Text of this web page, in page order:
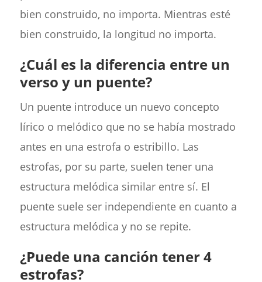
bien construido, no importa. Mientras esté
bien construido, la longitud no importa.
¿Cuál es la diferencia entre un
verso y un puente?
Un puente introduce un nuevo concepto
lírico o melódico que no se había mostrado
antes en una estrofa o estribillo. Las
estrofas, por su parte, suelen tener una
estructura melódica similar entre sí. El
puente suele ser independiente en cuanto a
estructura melódica y no se repite.
¿Puede una canción tener 4
estrofas?